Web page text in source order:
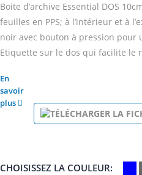
Boite d’archive Essential DOS
feuilles en PPS; à l’intérieur et à
noir avec bouton à pression pour
Etiquette sur le dos qui facilite le
En
savoir
plus
CHOISISSEZ LA COULEUR